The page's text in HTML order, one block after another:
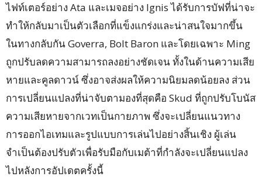
ไฟท์เตอร์อย่าง Ata และเมจอย่าง Ignis ได้รับการบัฟที่น่าจะ
ทำให้กลับมาเป็นตัวเลือกที่แข็งแกร่งและน่าสนใจมากขึ้น
ในทางกลับกัน Goverra, Bolt Baron และโดยเฉพาะ Ming
ถูกปรับลดความสามารถลงอย่างชัดเจน ทั้งในด้านความเสีย
หายและคูลดาวน์ ซึ่งอาจส่งผลให้ความนิยมลดน้อยลง ส่วน
การเปลี่ยนแปลงที่น่าจับตามองที่สุดคือ Skud ที่ถูกปรับโบนัส
ความเสียหายจากเวทเป็นกายภาพ ซึ่งจะเปลี่ยนแนวทาง
การออกไอเทมและรูปแบบการเล่นไปอย่างสิ้นเชิง ผู้เล่น
จำเป็นต้องปรับตัวเพื่อรับมือกับเมต้าที่กำลังจะเปลี่ยนแปลง
ไปหลังการอัปเดตครั้งนี้